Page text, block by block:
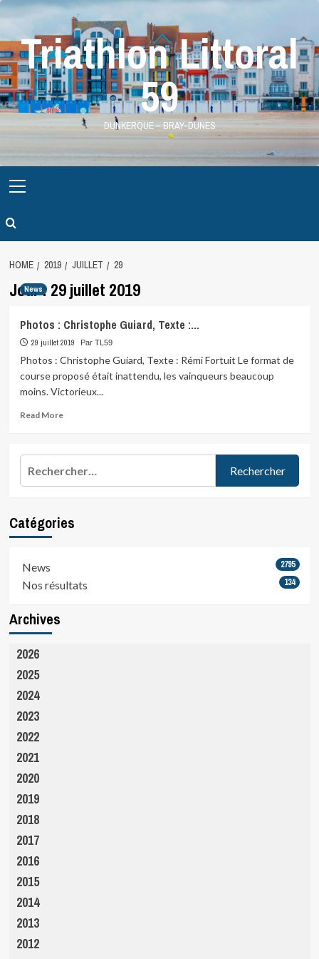
Skip
contentTriathlon Littoral
59
DUNKERQUE – BRAY-DUNES
Menu
HOME 2019 JUILLET 29
Jour :29 juillet 2019
News
Photos : Christophe Guiard, Texte :…
29 juillet 2019 Par TL59
Photos : Christophe Guiard, Texte : Rémi Fortuit Le format de
course proposé était inattendu, les vainqueurs beaucoup
moins. Victorieux...
Read MoreRead
Photos
:
Catégories
News 2795
Nos résultats 134
Archives
2026
2025
2024
2023
2022
2021
2020
2019
2018
2017
2016
2015
2014
2013
2012